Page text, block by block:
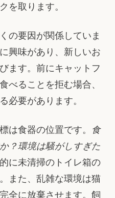
を取ります。
の要因が関係していま
興味があり、新しいお
ます。前にキャットフ
べることを拒む場合、
必要があります。
は食器の位置です。 食
？環境は騒がしすぎた
に未清掃のトイレ箱の
また、乱雑な環境は猫
全に放棄させます。飼